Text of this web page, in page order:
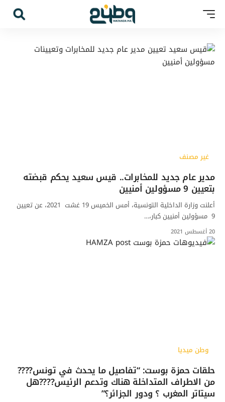
غير مصنف
مدير عام جديد للمخابرات.. قيس سعيد يحكم قبضته
بتعيين 9 مسؤولين أمنيين
أعلنت وزارة الداخلية التونسية، أمس الخميس 19 غشت 2021، عن تعيين
9 مسؤولين أمنيين كبار،…
20 أغسطس 2021
وطن ميديا
حلقات حمزة بوست: “تفاصيل ما يحدث في تونس????
من الاطراف المتداخلة هناك وتدعم الرئيس????هل
سيتاتر المغرب ؟ ودور الجزائر؟”